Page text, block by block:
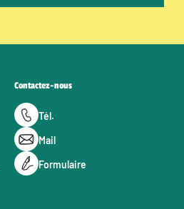
Contactez-nous
Tél.
Mail
Formulaire